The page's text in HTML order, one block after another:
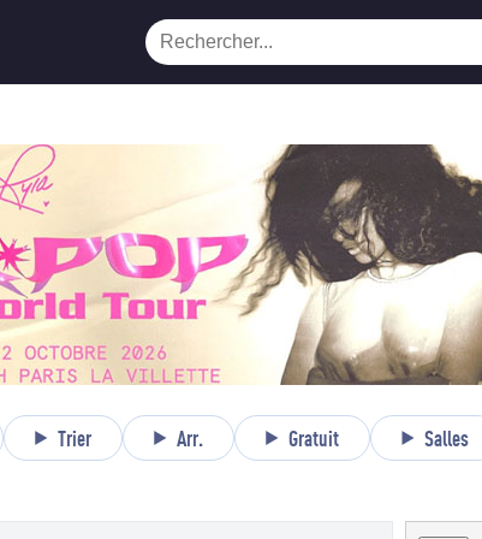
Trier Arr. Gratuit Salles